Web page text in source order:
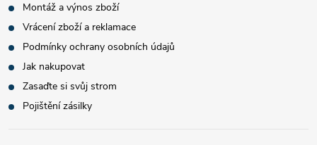
Montáž a výnos zboží
Vrácení zboží a reklamace
Podmínky ochrany osobních údajů
Jak nakupovat
Zasaďte si svůj strom
Pojištění zásilky